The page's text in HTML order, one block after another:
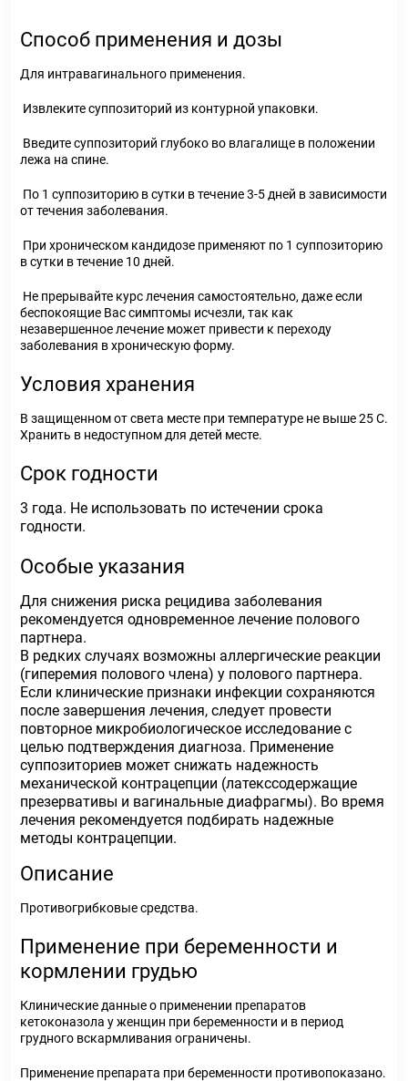
Способ применения и дозы
Для интравагинального применения.
Извлеките суппозиторий из контурной упаковки.
Введите суппозиторий глубоко во влагалище в положении
лежа на спине.
По 1 суппозиторию в сутки в течение 3-5 дней в зависимости
от течения заболевания.
При хроническом кандидозе применяют по 1 суппозиторию
в сутки в течение 10 дней.
Не прерывайте курс лечения самостоятельно, даже если
беспокоящие Вас симптомы исчезли, так как
незавершенное лечение может привести к переходу
заболевания в хроническую форму.
Условия хранения
В защищенном от света месте при температуре не выше 25 С.
Хранить в недоступном для детей месте.
Срок годности
3 года. Не использовать по истечении срока
годности.
Особые указания
Для снижения риска рецидива заболевания
рекомендуется одновременное лечение полового
партнера.
В редких случаях возможны аллергические реакции
(гиперемия полового члена) у полового партнера.
Если клинические признаки инфекции сохраняются
после завершения лечения, следует провести
повторное микробиологическое исследование с
целью подтверждения диагноза. Применение
суппозиториев может снижать надежность
механической контрацепции (латекссодержащие
презервативы и вагинальные диафрагмы). Во время
лечения рекомендуется подбирать надежные
методы контрацепции.
Описание
Противогрибковые средства.
Применение при беременности и
кормлении грудью
Клинические данные о применении препаратов
кетоконазола у женщин при беременности и в период
грудного вскармливания ограничены.
Применение препарата при беременности противопоказано.